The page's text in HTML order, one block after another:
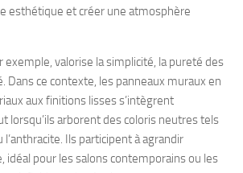
esthétique et créer une atmosphère
exemple, valorise la simplicité, la pureté des
Dans ce contexte, les panneaux muraux en
aux finitions lisses s’intègrent
lorsqu’ils arborent des coloris neutres tels
l’anthracite. Ils participent à agrandir
idéal pour les salons contemporains ou les